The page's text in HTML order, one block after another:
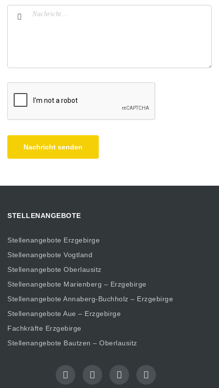
Nachricht senden
STELLENANGEBOTE
Stellenangebote Erzgebirge
Stellenangebote Vogtland
Stellenangebote Oberlausitz
Stellenangebote Marienberg – Erzgebirge
Stellenangebote Annaberg-Buchholz – Erzgebirge
Stellenangebote Aue – Erzgebirge
Fachkräfte Erzgebirge
Stellenangebote Bautzen – Oberlausitz